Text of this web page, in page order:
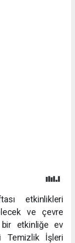
etkinlikleri
ve çevre
bir etkinliğe ev
Temizlik İşleri